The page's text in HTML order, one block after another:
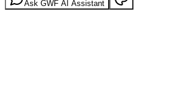
Ask GWF AI Assistant